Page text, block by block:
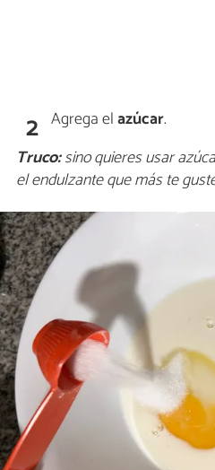
2 Agrega elazúcar.
Truco:sino quieres usar
el endulzante que más te